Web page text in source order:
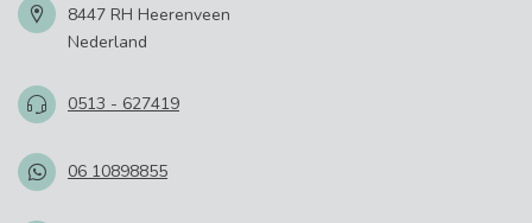
8447 RH Heerenveen
Nederland
0513 - 627419
06 10898855